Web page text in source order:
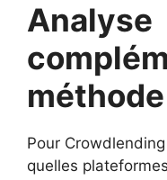
Analyse
Pour
quelles